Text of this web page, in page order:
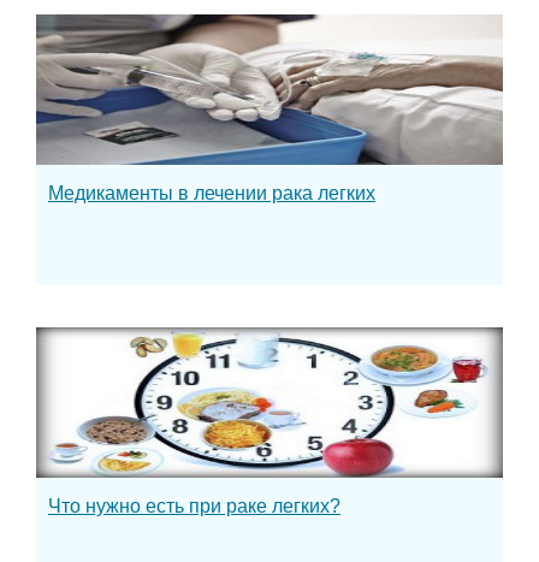
Медикаменты в лечении рака легких
Что нужно есть при раке легких?